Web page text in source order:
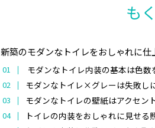
も
新築のモダンなトイレをおしゃれに
モダンなトイレ内装の基本は色数
モダンなトイレ×グレーは失敗し
モダンなトイレの壁紙はアクセン
トイレの内装をおしゃれに見せる